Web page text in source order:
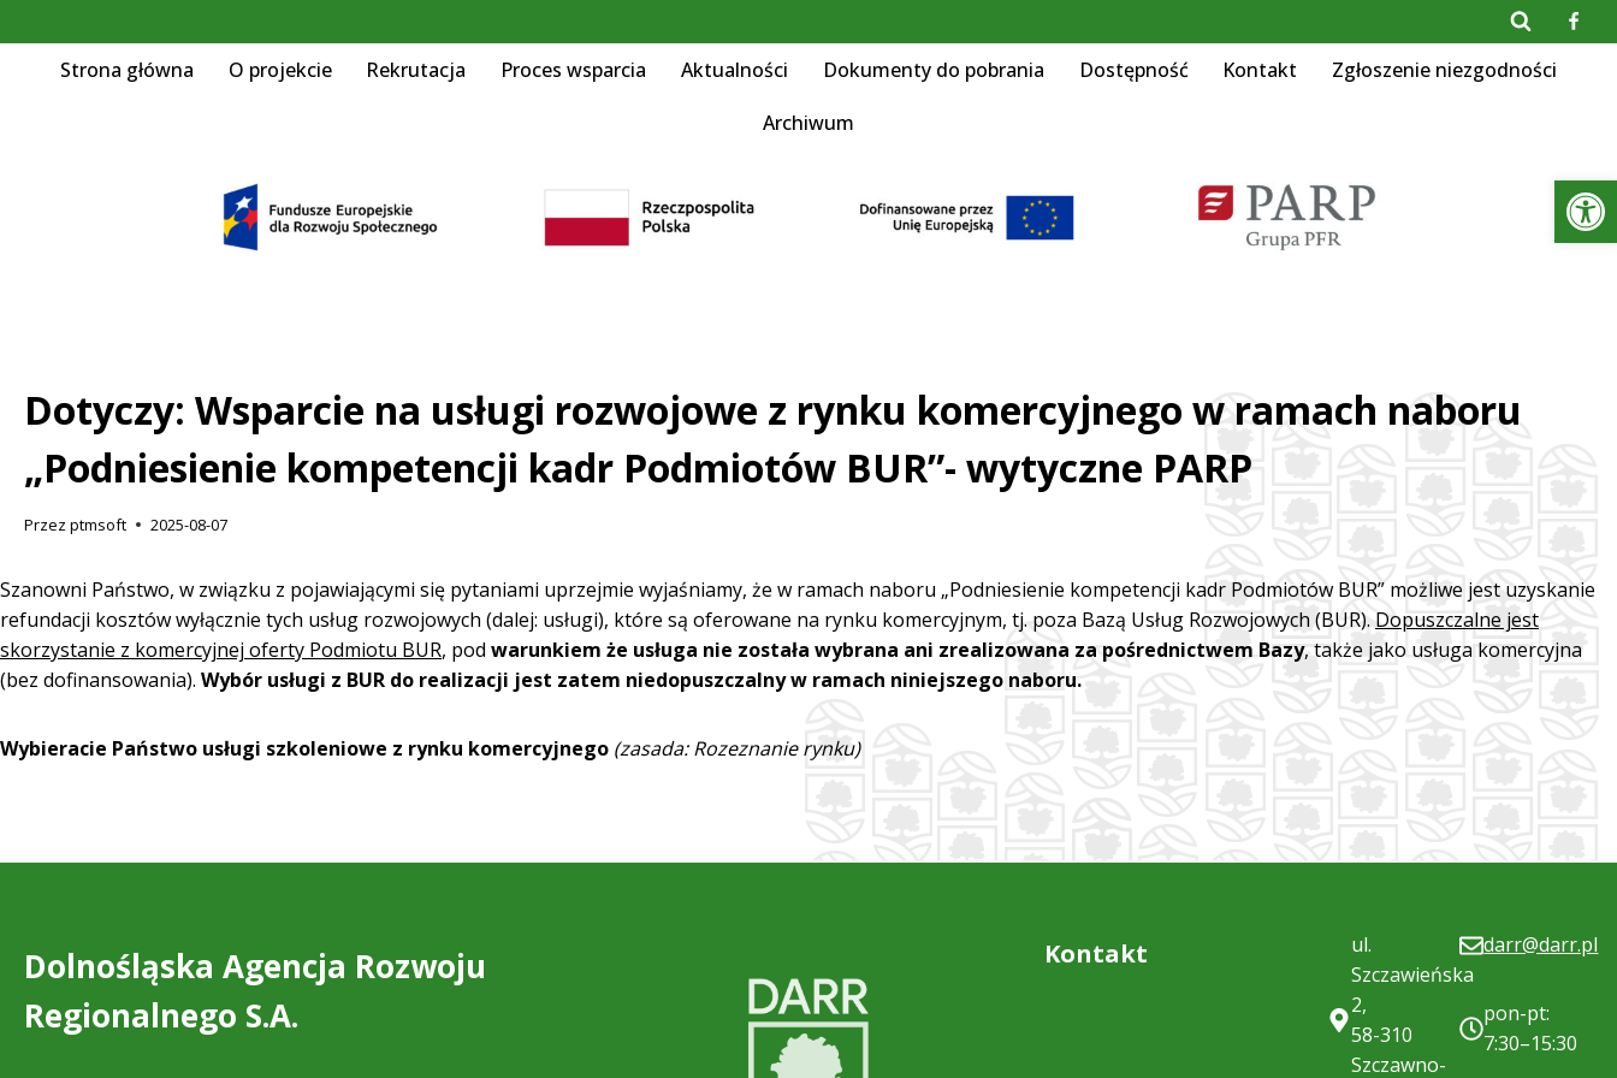
Strona główna O projekcie Rekrutacja Proces wsparcia Aktualności Dokumenty do pobrania Dostępność Kontakt Zgłoszenie niezgodności
Archiwum
Dotyczy: Wsparcie na usługi rozwojowe z rynku komercyjnego w ramach naboru
„Podniesienie kompetencji kadr Podmiotów BUR”- wytyczne PARP
Przez ptmsoft 2025-08-07
Szanowni Państwo, w związku z pojawiającymi się pytaniami uprzejmie wyjaśniamy, że w ramach naboru „Podniesienie kompetencji kadr Podmiotów BUR” możliwe jest uzyskanie
refundacji kosztów wyłącznie tych usług rozwojowych (dalej: usługi), które są oferowane na rynku komercyjnym, tj. poza Bazą Usług Rozwojowych (BUR). Dopuszczalne jest
skorzystanie z komercyjnej oferty Podmiotu BUR, pod warunkiem że usługa nie została wybrana ani zrealizowana za pośrednictwem Bazy, także jako usługa komercyjna
(bez dofinansowania). Wybór usługi z BUR do realizacji jest zatem niedopuszczalny w ramach niniejszego naboru.
Wybieracie Państwo usługi szkoleniowe z rynku komercyjnego (zasada: Rozeznanie rynku)
Dolnośląska Agencja Rozwoju
Regionalnego S.A.
Kontakt
ul.
Szczawieńska
2,
58-310
Szczawno-
darr@darr.pl
pon-pt:
7:30–15:30